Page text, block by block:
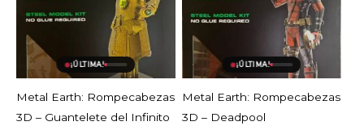
¡ÚLTIMA!
Metal Earth: Rompecabezas
3D – Guantelete del Infinito
¡ÚLTIMA!
Metal Earth: Rompecabezas
3D – Deadpool